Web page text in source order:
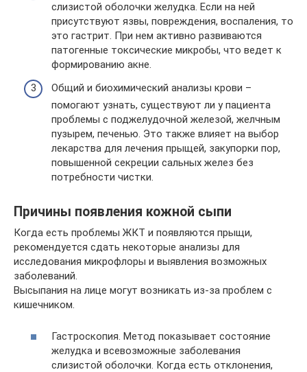
слизистой оболочки желудка. Если на ней
присутствуют язвы, повреждения, воспаления, то
это гастрит. При нем активно развиваются
патогенные токсические микробы, что ведет к
формированию акне.
Общий и биохимический анализы крови –
помогают узнать, существуют ли у пациента
проблемы с поджелудочной железой, желчным
пузырем, печенью. Это также влияет на выбор
лекарства для лечения прыщей, закупорки пор,
повышенной секреции сальных желез без
потребности чистки.
Причины появления кожной сыпи
Когда есть проблемы ЖКТ и появляются прыщи,
рекомендуется сдать некоторые анализы для
исследования микрофлоры и выявления возможных
заболеваний.
Высыпания на лице могут возникать из-за проблем с
кишечником.
Гастроскопия. Метод показывает состояние
желудка и всевозможные заболевания
слизистой оболочки. Когда есть отклонения,